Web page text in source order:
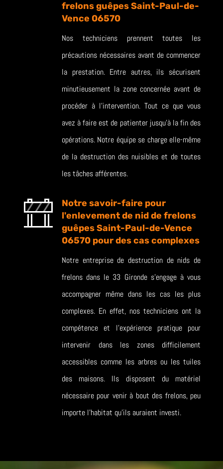
frelons guêpes Saint-Paul-de-
Vence 06570
Nos techniciens prennent toutes les
précautions nécessaires avant de commencer
la prestation. Entre autres, ils sécurisent
minutieusement la zone concernée avant de
procéder à l’intervention. Tout ce que vous
avez à faire est de patienter jusqu’à la fin des
opérations. Notre équipe se charge elle-même
de la destruction des nuisibles et de toutes
les tâches afférentes.
Notre savoir-faire pour
l'enlevement de nid de frelons
guêpes Saint-Paul-de-Vence
06570 pour des cas complexes
Notre entreprise de destruction de nids de
frelons dans le 33 Gironde s’engage à vous
accompagner même dans les cas les plus
complexes. En effet, nos techniciens ont la
compétence et l’expérience pratique pour
intervenir dans les zones difficilement
accessibles comme les arbres ou les tuiles
des maisons. Ils disposent du matériel
nécessaire pour venir à bout des frelons, peu
importe l’habitat qu’ils auraient investi.